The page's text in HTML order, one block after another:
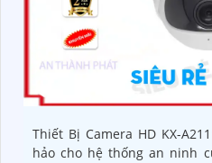
Thiết Bị Camera HD KX-
hảo cho hệ thống an ninh